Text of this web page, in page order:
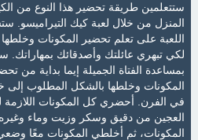
ستتعلمين طريقة تحضير هذا النوع من
المنزل من خلال لعبة كيك التيراميسو.
اللعبة على تعلم تحضير المكونات
لكي تبهري عائلتك وأصدقائك بمهاراتك.
بمساعدة الفتاة الجميلة إيما بداية من
المكونات وخلطها بالشكل المطلوب إلى
في الفرن. أحضري كل المكونات اللازمة
العجين من دقيق وسكر وزيت وماء
المكونات، ثم أخلطي المكونات معًا